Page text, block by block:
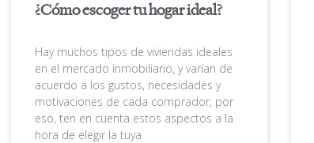
¿Cómo escoger tu hogar ideal?
Hay muchos tipos de viviendas ideales
en el mercado inmobiliario, y varían de
acuerdo a los gustos, necesidades y
motivaciones de cada comprador, por
eso, ten en cuenta estos aspectos a la
hora de elegir la tuya